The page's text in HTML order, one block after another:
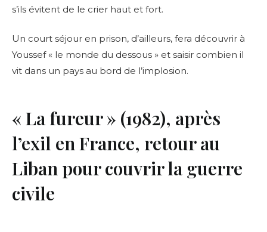
s’ils évitent de le crier haut et fort.
Un court séjour en prison, d’ailleurs, fera découvrir à
Youssef « le monde du dessous » et saisir combien il
vit dans un pays au bord de l’implosion.
« La fureur » (1982), après
l’exil en France, retour au
Liban pour couvrir la guerre
civile